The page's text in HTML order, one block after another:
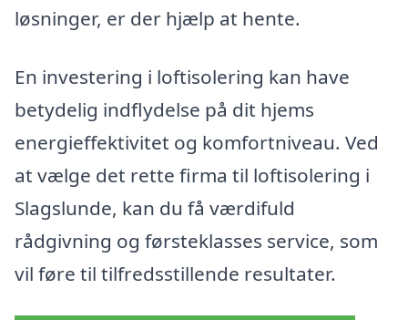
løsninger, er der hjælp at hente.
En investering i loftisolering kan have
betydelig indflydelse på dit hjems
energieffektivitet og komfortniveau. Ved
at vælge det rette firma til loftisolering i
Slagslunde, kan du få værdifuld
rådgivning og førsteklasses service, som
vil føre til tilfredsstillende resultater.